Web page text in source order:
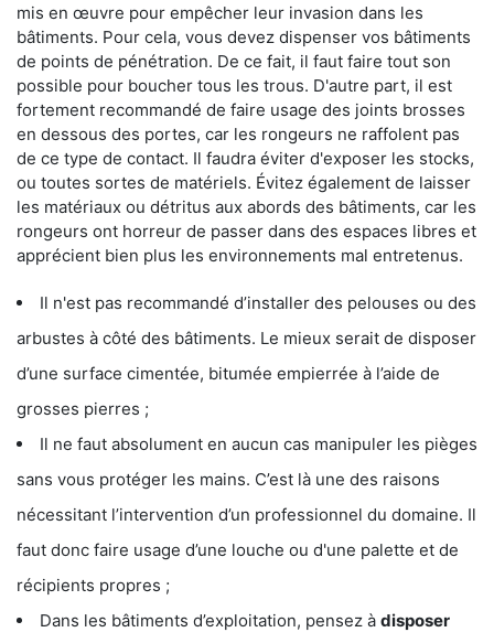
mis en œuvre pour empêcher leur invasion dans les
bâtiments. Pour cela, vous devez dispenser vos bâtiments
de points de pénétration. De ce fait, il faut faire tout son
possible pour boucher tous les trous. D'autre part, il est
fortement recommandé de faire usage des joints brosses
en dessous des portes, car les rongeurs ne raffolent pas
de ce type de contact. Il faudra éviter d'exposer les stocks,
ou toutes sortes de matériels. Évitez également de laisser
les matériaux ou détritus aux abords des bâtiments, car les
rongeurs ont horreur de passer dans des espaces libres et
apprécient bien plus les environnements mal entretenus.
Il n'est pas recommandé d’installer des pelouses ou des
arbustes à côté des bâtiments. Le mieux serait de disposer
d’une surface cimentée, bitumée empierrée à l’aide de
grosses pierres ;
Il ne faut absolument en aucun cas manipuler les pièges
sans vous protéger les mains. C’est là une des raisons
nécessitant l’intervention d’un professionnel du domaine. Il
faut donc faire usage d’une louche ou d'une palette et de
récipients propres ;
Dans les bâtiments d’exploitation, pensez à disposer